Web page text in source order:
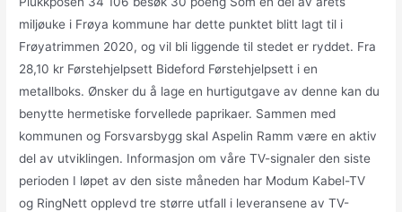
miljøuke i Frøya kommune har dette punktet blitt lagt til i
Frøyatrimmen 2020, og vil bli liggende til stedet er ryddet. Fra
28,10 kr Førstehjelpsett Bideford Førstehjelpsett i en
metallboks. Ønsker du å lage en hurtigutgave av denne kan du
benytte hermetiske forvellede paprikaer. Sammen med
kommunen og Forsvarsbygg skal Aspelin Ramm være en aktiv
del av utviklingen. Informasjon om våre TV-signaler den siste
perioden I løpet av den siste måneden har Modum Kabel-TV
og RingNett opplevd tre større utfall i leveransene av TV-